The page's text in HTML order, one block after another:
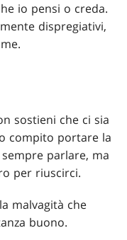
io pensi o creda.
dispregiativi,
sostieni che ci sia
compito portare la
parlare, ma
per riuscirci.
malvagità che
buono.